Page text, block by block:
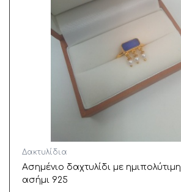
Δακτυλίδια
Ασημένιο δαχτυλίδι με
ασήμι 925